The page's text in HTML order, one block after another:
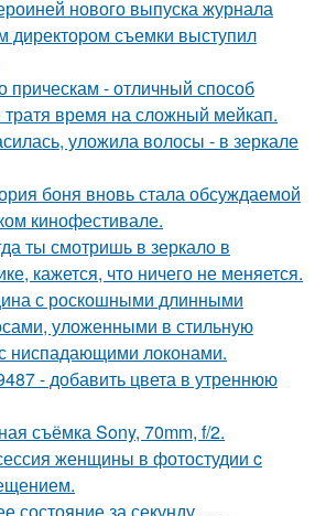
нового выпуска журнала
директором съемки выступил
прическам - отличный способ
тратя время на сложный мейкап.
уложила волосы - в зеркале
боня вновь стала обсуждаемой
кинофестивале.
ты смотришь в зеркало в
кажется, что ничего не меняется.
с роскошными длинными
уложенными в стильную
ниспадающими локонами.
- добавить цвета в утреннюю
съёмка Sony, 70mm, f/2.
женщины в фотостудии c